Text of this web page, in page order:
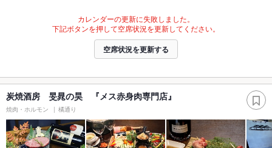
カレンダーの更新に失敗しました。
下記ボタンを押して空席状況を更新してください。
空席状況を更新する
炭焼酒房 旻晁の昊 『メス赤身肉専門店』
焼肉・ホルモン 橘通り